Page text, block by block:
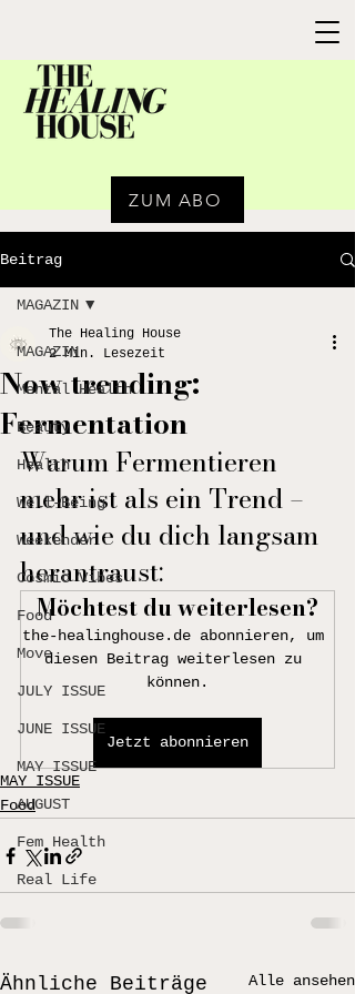
ZUM ABO
Beitrag
MAGAZIN
Mental Health
Beauty
Health
Well-Being
Weekender
Cosmic Vibes
Food
Move
JULY ISSUE
JUNE ISSUE
MAY ISSUE
AUGUST
Fem Health
Real Life
MAGAZIN
Now trending:
Fermentation
The Healing House
2 Min. Lesezeit
Warum Fermentieren
mehr ist als ein Trend –
und wie du dich langsam
herantraust:
Möchtest du weiterlesen?
the-healinghouse.de abonnieren, um
diesen Beitrag weiterlesen zu
können.
Jetzt abonnieren
MAY ISSUE
Food
Ähnliche Beiträge Alle ansehen